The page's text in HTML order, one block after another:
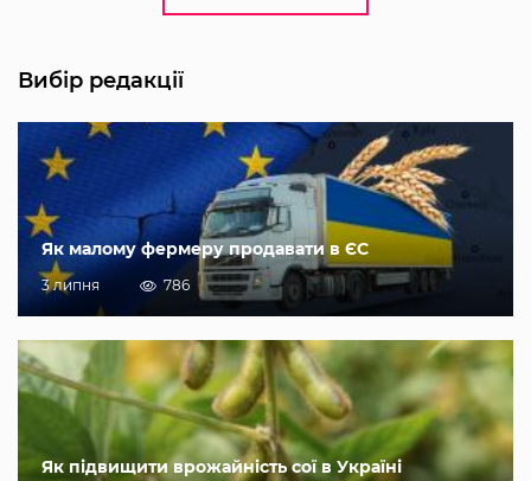
Вибір редакції
Як малому фермеру продавати в ЄС
3 липня 786
Як підвищити врожайність сої в Україні